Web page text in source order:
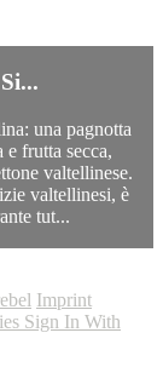
una pagnotta
e frutta secca,
valtellinese.
valtellinesi, è
tut...
Imprint
Sign In With